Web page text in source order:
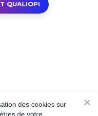
QUALIOPI
des cookies sur
de votre